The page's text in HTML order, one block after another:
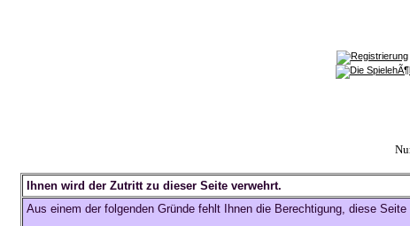
Ihnen wird der Zutritt zu dieser Seite verwehrt.
Aus einem der folgenden Gründe fehlt Ihnen die Berechtigung, diese Seite